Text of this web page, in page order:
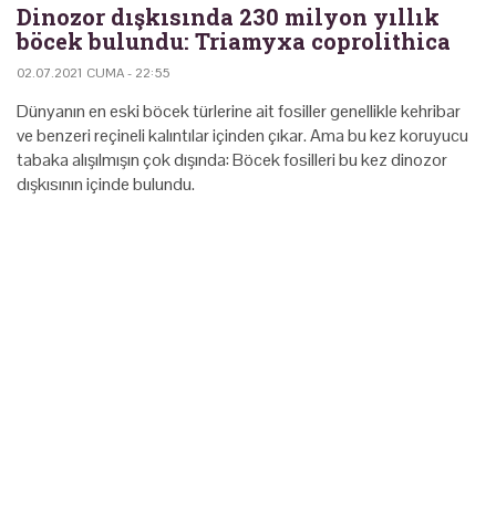
Dinozor dışkısında 230 milyon yıllık
böcek bulundu: Triamyxa coprolithica
02.07.2021 CUMA - 22:55
Dünyanın en eski böcek türlerine ait fosiller genellikle kehribar
ve benzeri reçineli kalıntılar içinden çıkar. Ama bu kez koruyucu
tabaka alışılmışın çok dışında: Böcek fosilleri bu kez dinozor
dışkısının içinde bulundu.